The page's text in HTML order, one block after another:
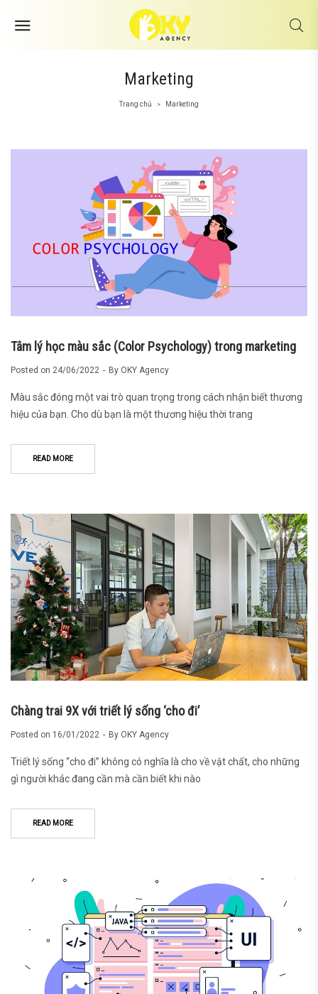
Marketing
Trang chủ > Marketing
Tâm lý học màu sắc (Color Psychology) trong marketing
Posted on 24/06/2022 By OKY Agency
Màu sắc đóng một vai trò quan trọng trong cách nhận biết thương
hiệu của bạn. Cho dù bạn là một thương hiệu thời trang
READ MORE
Chàng trai 9X với triết lý sống ‘cho đi’
Posted on 16/01/2022 By OKY Agency
Triết lý sống “cho đi” không có nghĩa là cho về vật chất, cho những
gì người khác đang cần mà cần biết khi nào
READ MORE